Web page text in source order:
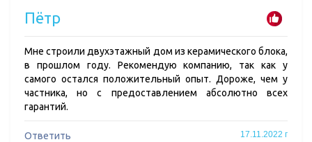
Пётр
Мне строили двухэтажный дом из керамического блока,
в прошлом году. Рекомендую компанию, так как у
самого остался положительный опыт. Дороже, чем у
частника, но с предоставлением абсолютно всех
гарантий.
Ответить 17.11.2022 г